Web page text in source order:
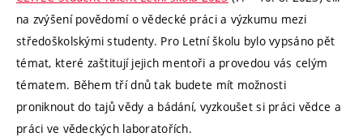
na zvýšení povědomí o vědecké práci a výzkumu mezi
středoškolskými studenty. Pro Letní školu bylo vypsáno pět
témat, které zaštitují jejich mentoři a provedou vás celým
tématem. Během tří dnů tak budete mít možnosti
proniknout do tajů vědy a bádání, vyzkoušet si práci vědce a
práci ve vědeckých laboratořích.